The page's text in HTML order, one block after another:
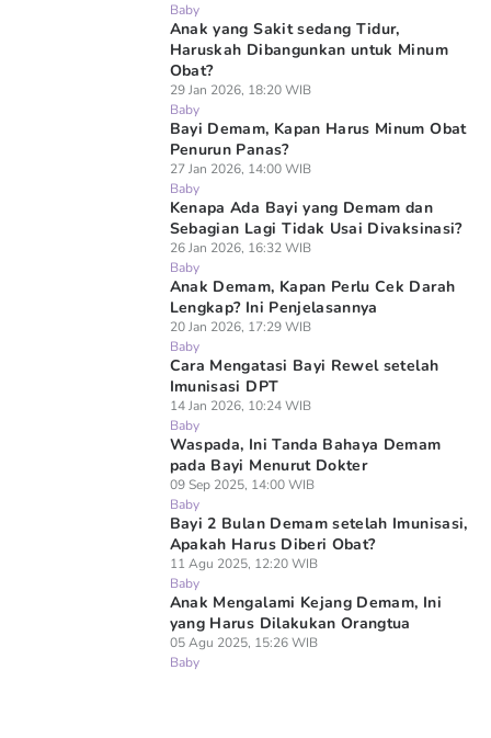
Baby
Anak yang Sakit sedang Tidur,
Haruskah Dibangunkan untuk Minum
Obat?
29 Jan 2026, 18:20 WIB
Baby
Bayi Demam, Kapan Harus Minum Obat
Penurun Panas?
27 Jan 2026, 14:00 WIB
Baby
Kenapa Ada Bayi yang Demam dan
Sebagian Lagi Tidak Usai Divaksinasi?
26 Jan 2026, 16:32 WIB
Baby
Anak Demam, Kapan Perlu Cek Darah
Lengkap? Ini Penjelasannya
20 Jan 2026, 17:29 WIB
Baby
Cara Mengatasi Bayi Rewel setelah
Imunisasi DPT
14 Jan 2026, 10:24 WIB
Baby
Waspada, Ini Tanda Bahaya Demam
pada Bayi Menurut Dokter
09 Sep 2025, 14:00 WIB
Baby
Bayi 2 Bulan Demam setelah Imunisasi,
Apakah Harus Diberi Obat?
11 Agu 2025, 12:20 WIB
Baby
Anak Mengalami Kejang Demam, Ini
yang Harus Dilakukan Orangtua
05 Agu 2025, 15:26 WIB
Baby